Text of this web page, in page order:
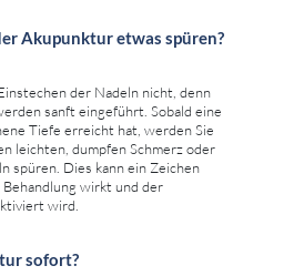
Akupunktur etwas spüren?
der Nadeln nicht, denn
sanft eingeführt. Sobald eine
Tiefe erreicht hat, werden Sie
leichten, dumpfen Schmerz oder
spüren. Dies kann ein Zeichen
Behandlung wirkt und der
wird.
sofort?